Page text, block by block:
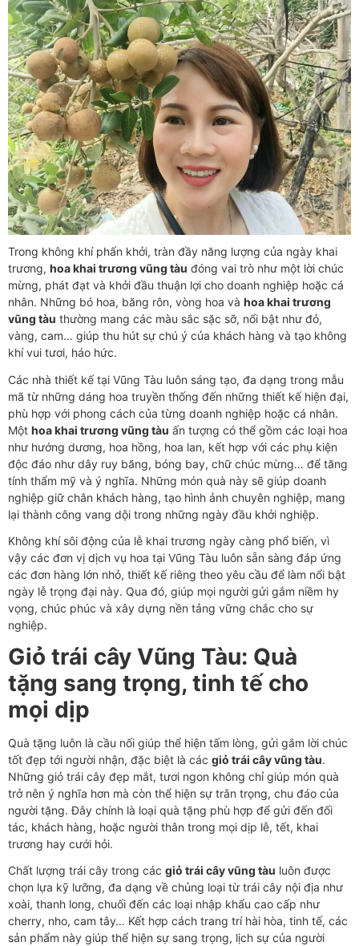
Trong không khí phấn khởi, tràn đầy năng lượng của ngày khai
trương, hoa khai trương vũng tàu đóng vai trò như một lời chúc
mừng, phát đạt và khởi đầu thuận lợi cho doanh nghiệp hoặc cá
nhân. Những bó hoa, băng rôn, vòng hoa và hoa khai trương
vũng tàu thường mang các màu sắc sặc sỡ, nổi bật như đỏ,
vàng, cam… giúp thu hút sự chú ý của khách hàng và tạo không
khí vui tươi, háo hức.
Các nhà thiết kế tại Vũng Tàu luôn sáng tạo, đa dạng trong mẫu
mã từ những dáng hoa truyền thống đến những thiết kế hiện đại,
phù hợp với phong cách của từng doanh nghiệp hoặc cá nhân.
Một hoa khai trương vũng tàu ấn tượng có thể gồm các loại hoa
như hướng dương, hoa hồng, hoa lan, kết hợp với các phụ kiện
độc đáo như dây ruy băng, bóng bay, chữ chúc mừng… để tăng
tính thẩm mỹ và ý nghĩa. Những món quà này sẽ giúp doanh
nghiệp giữ chân khách hàng, tạo hình ảnh chuyên nghiệp, mang
lại thành công vang dội trong những ngày đầu khởi nghiệp.
Không khí sôi động của lễ khai trương ngày càng phổ biến, vì
vậy các đơn vị dịch vụ hoa tại Vũng Tàu luôn sẵn sàng đáp ứng
các đơn hàng lớn nhỏ, thiết kế riêng theo yêu cầu để làm nổi bật
ngày lễ trọng đại này. Qua đó, giúp mọi người gửi gắm niềm hy
vọng, chúc phúc và xây dựng nền tảng vững chắc cho sự
nghiệp.
Giỏ trái cây Vũng Tàu: Quà
tặng sang trọng, tinh tế cho
mọi dịp
Quà tặng luôn là cầu nối giúp thể hiện tấm lòng, gửi gắm lời chúc
tốt đẹp tới người nhận, đặc biệt là các giỏ trái cây vũng tàu.
Những giỏ trái cây đẹp mắt, tươi ngon không chỉ giúp món quà
trở nên ý nghĩa hơn mà còn thể hiện sự trân trọng, chu đáo của
người tặng. Đây chính là loại quà tặng phù hợp để gửi đến đối
tác, khách hàng, hoặc người thân trong mọi dịp lễ, tết, khai
trương hay cưới hỏi.
Chất lượng trái cây trong các giỏ trái cây vũng tàu luôn được
chọn lựa kỹ lưỡng, đa dạng về chủng loại từ trái cây nội địa như
xoài, thanh long, chuối đến các loại nhập khẩu cao cấp như
cherry, nho, cam tây… Kết hợp cách trang trí hài hòa, tinh tế, các
sản phẩm này giúp thể hiện sự sang trọng, lịch sự của người